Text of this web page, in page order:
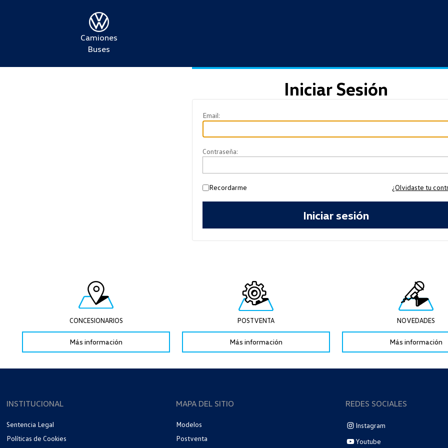
Camiones
Buses
Iniciar Sesión
Soy Cliente
Email:
Contraseña:
Recordarme ¿Olvidaste tu
Iniciar sesión
CONCESIONARIOS
Más información
POSTVENTA
Más información
NOVEDADES
Más información
INSTITUCIONAL
Sentencia Legal
Políticas de Cookies
MAPA DEL SITIO
Modelos
Postventa
REDES SOCIALES
Instagram
Youtube